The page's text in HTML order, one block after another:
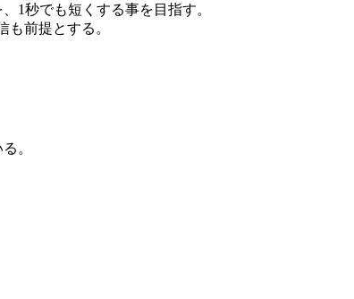
1秒でも短くする事を目指す。
前提とする。
。